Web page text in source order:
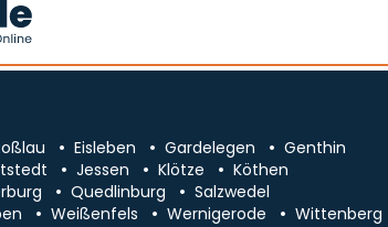
Eisleben Gardelegen
Genthin
Jessen Klötze
Köthen
Quedlinburg
Salzwedel
Weißenfels Wernigerode
Wittenberg